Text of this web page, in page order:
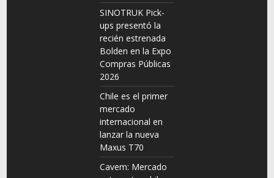
SINOTRUK Pick-
ups presentó la
recién estrenada
Bolden en la Expo
Compras Públicas
2026
Chile es el primer
mercado
internacional en
lanzar la nueva
Maxus T70
Cavem: Mercado